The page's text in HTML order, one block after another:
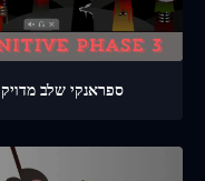
ספראנקי שלב מדויק 3